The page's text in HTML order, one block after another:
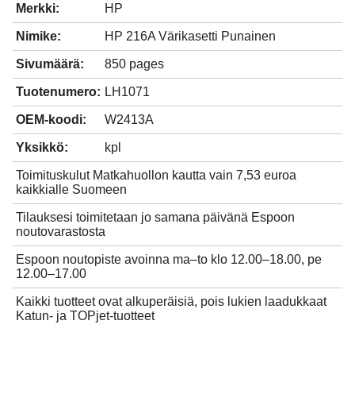
Merkki: HP
Nimike: HP 216A Värikasetti Punainen
Sivumäärä: 850 pages
Tuotenumero: LH1071
OEM-koodi: W2413A
Yksikkö: kpl
Toimituskulut Matkahuollon kautta vain 7,53 euroa
kaikkialle Suomeen
Tilauksesi toimitetaan jo samana päivänä Espoon
noutovarastosta
Espoon noutopiste avoinna ma–to klo 12.00–18.00, pe
12.00–17.00
Kaikki tuotteet ovat alkuperäisiä, pois lukien laadukkaat
Katun- ja TOPjet-tuotteet